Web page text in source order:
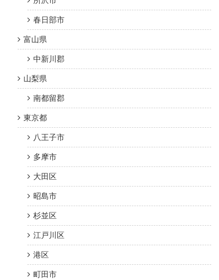
春日部市
富山県
中新川郡
山梨県
南都留郡
東京都
八王子市
多摩市
大田区
昭島市
杉並区
江戸川区
港区
町田市